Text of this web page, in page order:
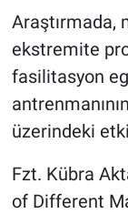
Araştırmada,
ekstremite
fasilitasyon
üzerindeki
Fzt. Kübra
of Different